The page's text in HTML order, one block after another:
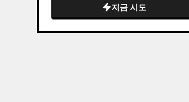
light golden jade, passing
the sea of clouds from the
지금 시도